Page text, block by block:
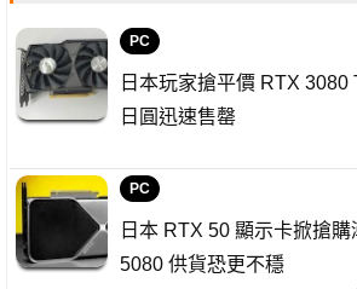
PC
日本玩家搶平價 RTX
日圓迅速售罄
PC
日本 RTX 50 顯示卡掀搶
5080 供貨恐更不穩